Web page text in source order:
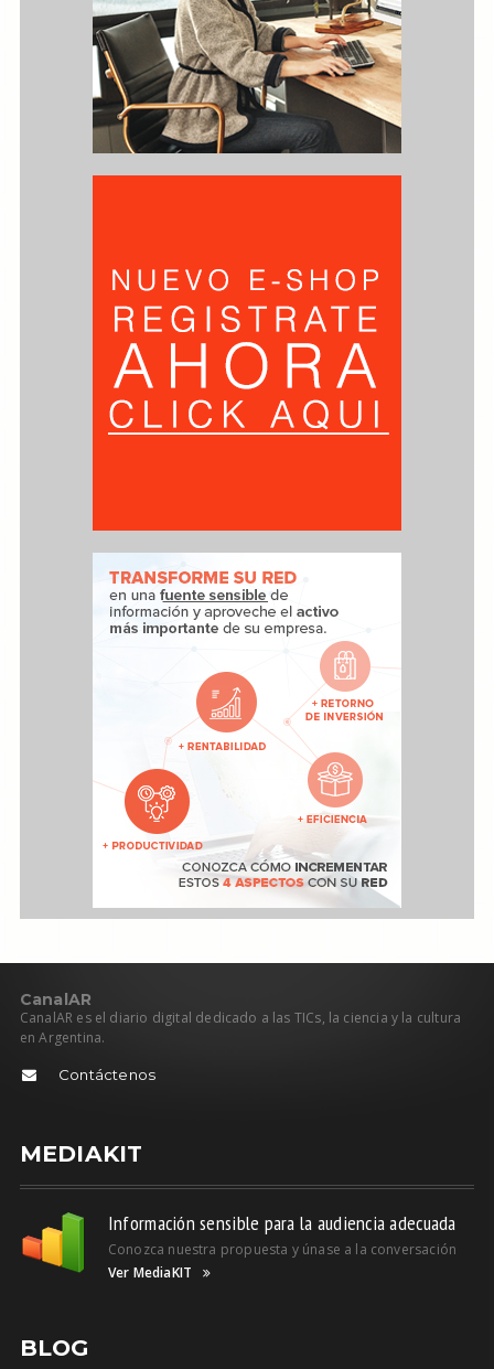
CanalAR
CanalAR es el diario digital dedicado a las TICs, la ciencia y la cultura
en Argentina.
Contáctenos
MEDIAKIT
Información sensible para la audiencia adecuada
Conozca nuestra propuesta y únase a la conversación
Ver MediaKIT
BLOG